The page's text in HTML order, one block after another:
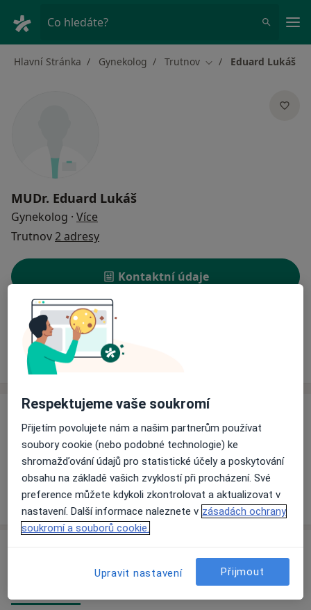
Co hledáte?
Hlavní Stránka Gynekolog Trutnov Změna města
Eduard Lukáš
MUDr. Eduard Lukáš
Gynekolog · Více
Trutnov2 adresy
Kontaktní údaje
Ceník Adresy
Informace o službách a cenách nejsou k dispozici
Tento specialista ještě nepřidával žádné informace o
svých službách.
Adresa 2
Respektujeme vaše soukromí
Přijetím povolujete nám a našim partnerům používat
soubory cookie (nebo podobné technologie) ke
shromažďování údajů pro statistické účely a poskytování
obsahu na základě vašich zvyklostí při procházení. Své
preference můžete kdykoli zkontrolovat a aktualizovat v
nastavení. Další informace naleznete v zásadách ochrany
soukromí a souborů cookie.
Upravit nastavení Přijmout